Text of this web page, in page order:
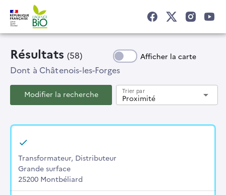
Résultats (58) Afficher la carte
Dont à Châtenois-les-Forges
Modifier la recherche Proximité
Trier par arrow_drop_down
Transformateur, Distributeur
Grande surface
25200 Montbéliard